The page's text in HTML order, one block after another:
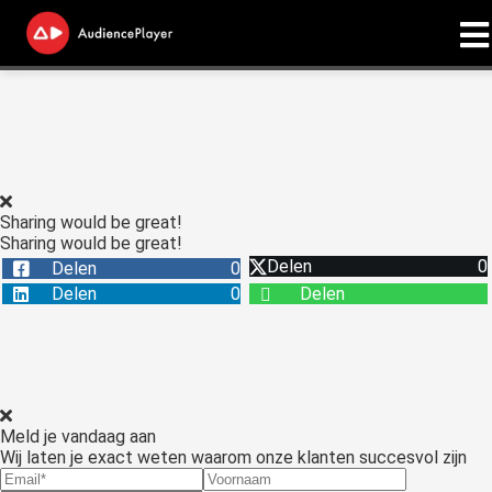
Sharing would be great!
Sharing would be great!
Delen
0 Delen
0
Delen
0 Delen
Meld je vandaag aan
Wij laten je exact weten waarom onze klanten succesvol zijn
Ze
gebruikt